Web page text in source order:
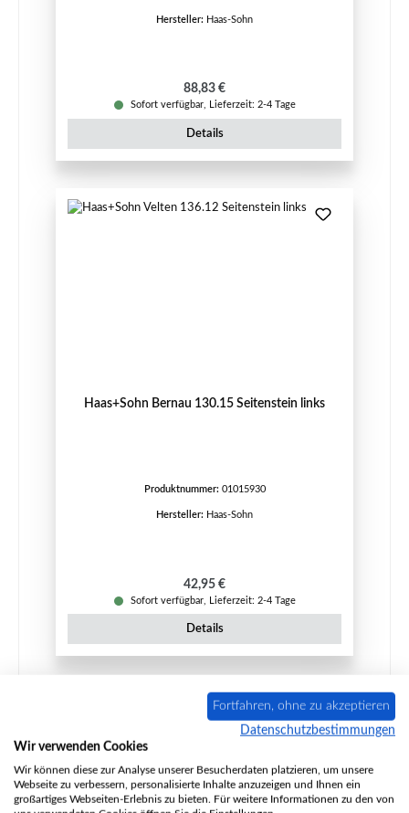
Hersteller: Haas-Sohn
Regulärer Preis:
88,83 €
Sofort verfügbar, Lieferzeit: 2-4 Tage
Details
Haas+Sohn Bernau 130.15 Seitenstein links
Produktnummer: 01015930
Hersteller: Haas-Sohn
Regulärer Preis:
42,95 €
Sofort verfügbar, Lieferzeit: 2-4 Tage
Details
Fortfahren, ohne zu akzeptieren
Datenschutzbestimmungen
Wir verwenden Cookies
Wir können diese zur Analyse unserer Besucherdaten platzieren, um unsere
Webseite zu verbessern, personalisierte Inhalte anzuzeigen und Ihnen ein
großartiges Webseiten-Erlebnis zu bieten. Für weitere Informationen zu den von